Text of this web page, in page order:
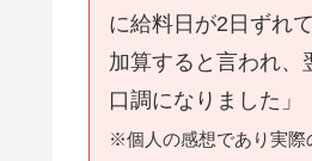
に給料日が2日ずれ
加算すると言われ、
口調になりました」
※個人の感想であり実際